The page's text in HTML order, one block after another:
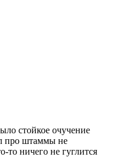
стойкое очучение
про штаммы не
ничего не гуглится